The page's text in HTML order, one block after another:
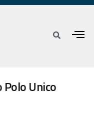
Unico